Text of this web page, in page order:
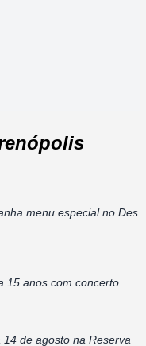
menu especial no Des
15 anos com concerto
de agosto na Reserva